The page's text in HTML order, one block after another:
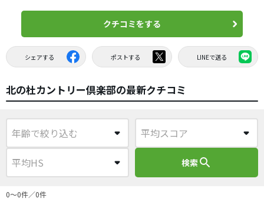
クチコミをする
シェアする ポストする LINEで送る
北の杜カントリー倶楽部の最新クチコミ
検索search
0〜0件／0件